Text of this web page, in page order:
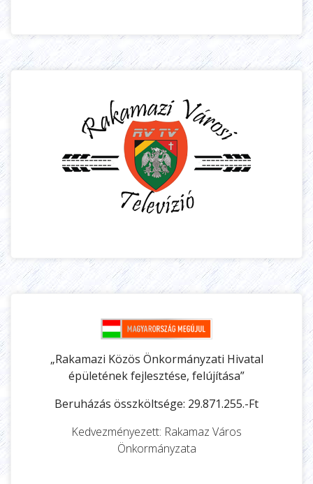
„Rakamazi Közös Önkormányzati Hivatal
épületének fejlesztése, felújítása”
Beruházás összköltsége: 29.871.255.-Ft
Kedvezményezett: Rakamaz Város
Önkormányzata